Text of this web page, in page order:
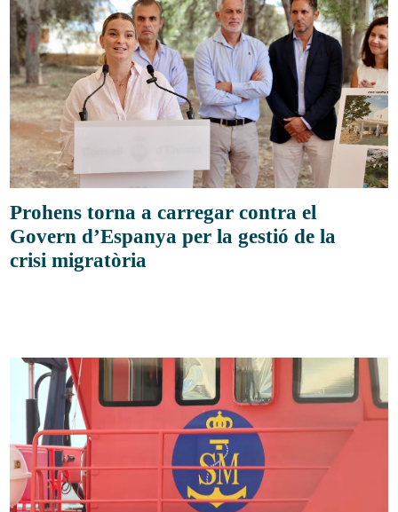
Prohens torna a carregar contra el
Govern d’Espanya per la gestió de la
crisi migratòria